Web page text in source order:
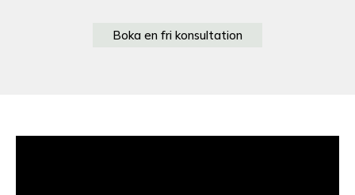
Boka en fri konsultation